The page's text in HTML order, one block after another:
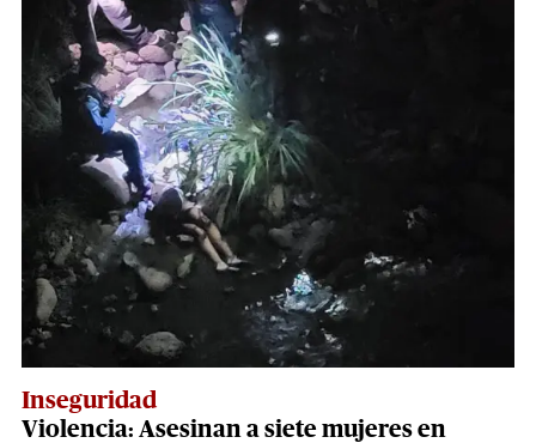
Inseguridad
Violencia: Asesinan a siete mujeres en